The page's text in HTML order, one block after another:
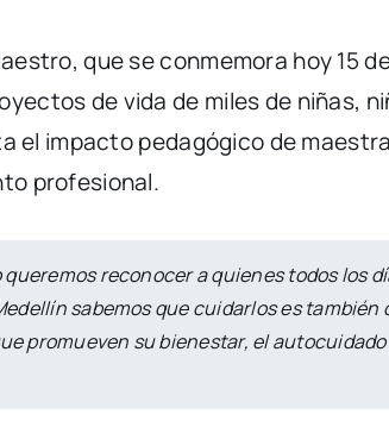
que se conmemora hoy 15
de vida de miles de niñas,
el impacto pedagógico de
profesional.
queremos reconocer a quienes todos
sabemos que cuidarlos es
promueven su bienestar, el